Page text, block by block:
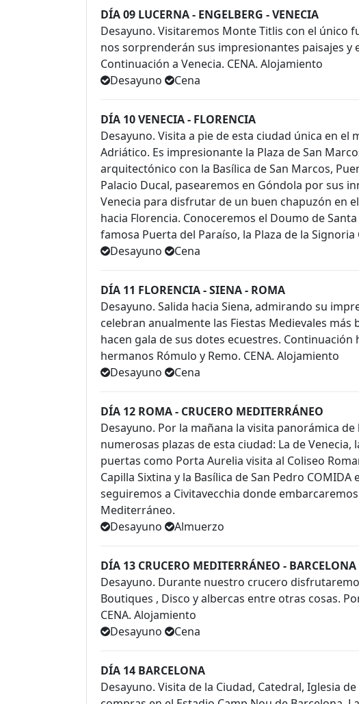
DÍA 09 LUCERNA - ENGELBERG - VENECIA
Desayuno. Visitaremos Monte Titlis con el
nos sorprenderán sus impresionantes paisajes
Continuación a Venecia. CENA. Alojamiento
Desayuno
Cena
DÍA 10 VENECIA - FLORENCIA
Desayuno. Visita a pie de esta ciudad única en el
Adriático. Es impresionante la Plaza de San
arquitectónico con la Basílica de San Marcos,
Palacio Ducal, pasearemos en Góndola por sus
Venecia para disfrutar de un buen chapuzón en
hacia Florencia. Conoceremos el Doumo de
famosa Puerta del Paraíso, la Plaza de la
Desayuno
Cena
DÍA 11 FLORENCIA - SIENA - ROMA
Desayuno. Salida hacia Siena, admirando su
celebran anualmente las Fiestas Medievales más
hacen gala de sus dotes ecuestres.
hermanos Rómulo y Remo. CENA. Alojamiento
Desayuno
Cena
DÍA 12 ROMA - CRUCERO MEDITERRÁNEO
Desayuno. Por la mañana la visita panorámica
numerosas plazas de esta ciudad: La de Venecia,
puertas como Porta Aurelia visita al Coliseo
Capilla Sixtina y la Basílica de San Pedro
seguiremos a Civitavecchia donde
Mediterráneo.
Desayuno
Almuerzo
DÍA 13 CRUCERO MEDITERRÁNEO - BARCELONA
Desayuno. Durante nuestro crucero
Boutiques , Disco y albercas entre otras cosas.
CENA. Alojamiento
Desayuno
Cena
DÍA 14 BARCELONA
Desayuno. Visita de la Ciudad, Catedral, Iglesia